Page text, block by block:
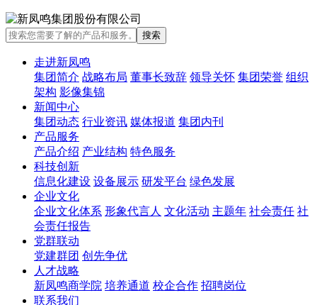
走进新凤鸣
集团简介 战略布局 董事长致辞 领导关怀 集团荣誉 组织
架构 影像集锦
新闻中心
集团动态 行业资讯 媒体报道 集团内刊
产品服务
产品介绍 产业结构 特色服务
科技创新
信息化建设 设备展示 研发平台 绿色发展
企业文化
企业文化体系 形象代言人 文化活动 主题年 社会责任 社
会责任报告
党群联动
党建群团 创先争优
人才战略
新凤鸣商学院 培养通道 校企合作 招聘岗位
联系我们